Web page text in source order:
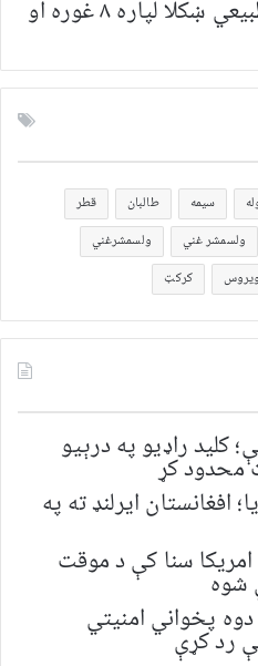
څنګه ښکلي واوسو؟ د طبیعي ښکلا لپاره ۸ غوره او
سیمه طالبان
قطر
ولسمشر غني
ولسمشرغني
کرکټ
کلید راډیو په درېیو
محدود کړ
افغانستان ایرلنډ ته په
سنا کې د موقت
شوه
پخواني امنیتي
رد کړې